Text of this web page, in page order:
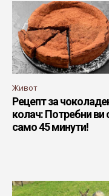
Живот
Рецепт за
колач: Потребни ви
само 45 минути!